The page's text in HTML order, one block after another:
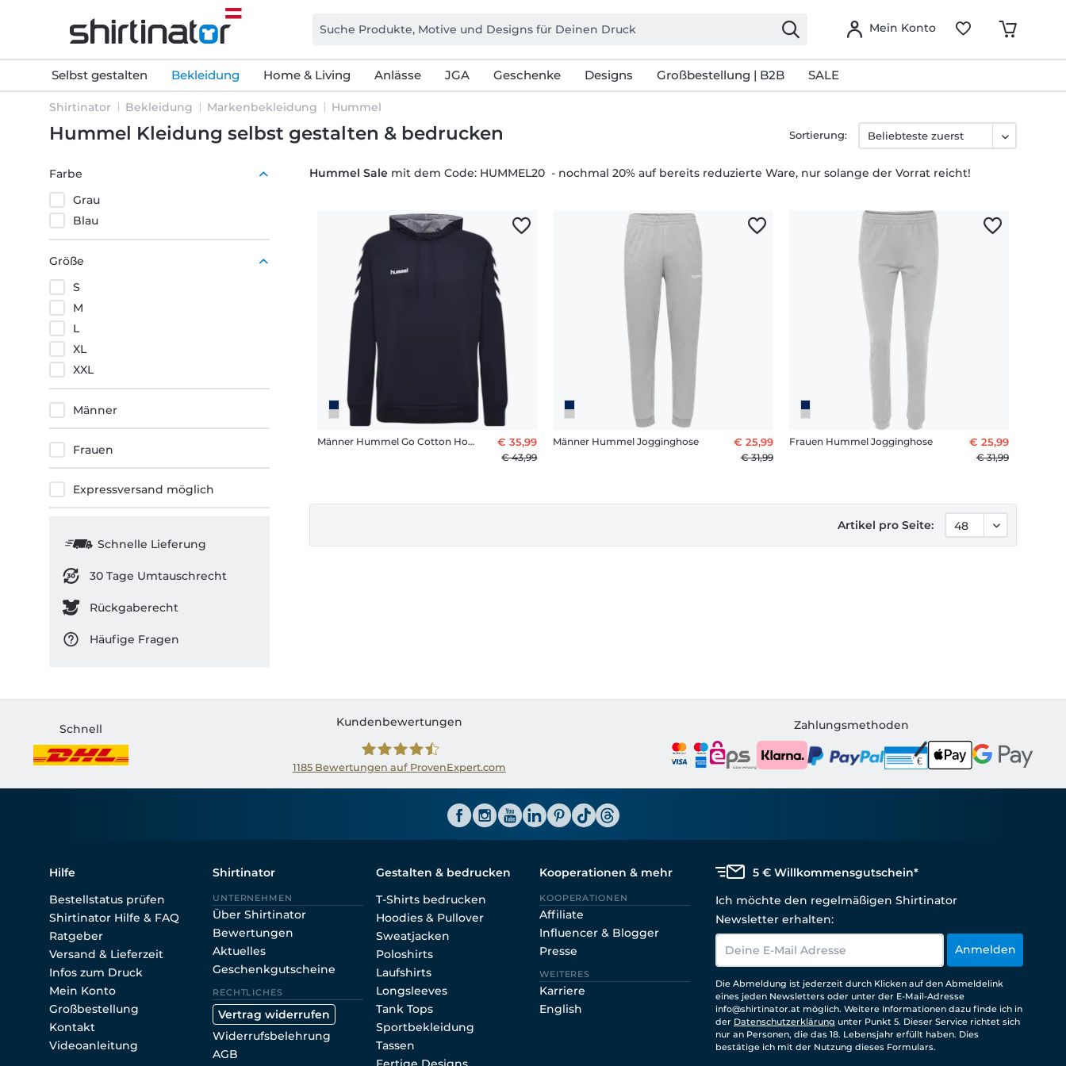
Mein Konto
Selbst gestalten Bekleidung Home & Living Anlässe JGA Geschenke Designs Großbestellung | B2B SALE
Shirtinator Bekleidung Markenbekleidung Hummel
Hummel Kleidung selbst gestalten & bedrucken
Farbe
Grau
Blau
Größe
S
M
L
XL
XXL
Männer
Frauen
Expressversand möglich
Schnelle Lieferung
30 Tage Umtauschrecht
Rückgaberecht
Häufige Fragen
Hummel Sale mit dem Code: HUMMEL20 - nochmal 20% auf bereits reduzierte Ware, nur solange der Vorrat reicht!
Sortierung:
Männer Hummel Go Cotton Hoodie € 35,99
€ 43,99
Männer Hummel Jogginghose € 25,99
€ 31,99
Frauen Hummel Jogginghose € 25,99
€ 31,99
Artikel pro Seite:
Schnell
Kundenbewertungen
1185Bewertungen auf ProvenExpert.com
Zahlungsmethoden
Hilfe
Bestellstatus prüfen
Shirtinator Hilfe & FAQ
Ratgeber
Versand & Lieferzeit
Infos zum Druck
Mein Konto
Großbestellung
Kontakt
Videoanleitung
Shirtinator
UNTERNEHMEN
Über Shirtinator
Bewertungen
Aktuelles
Geschenkgutscheine
RECHTLICHES
Vertrag widerrufen
Widerrufsbelehrung
AGB
Gestalten & bedrucken
T-Shirts bedrucken
Hoodies & Pullover
Sweatjacken
Poloshirts
Laufshirts
Longsleeves
Tank Tops
Sportbekleidung
Tassen
Kooperationen & mehr
KOOPERATIONEN
Affiliate
Influencer & Blogger
Presse
WEITERES
Karriere
English
5 € Willkommensgutschein*
Ich möchte den regelmäßigen Shirtinator
Newsletter erhalten:
Anmelden
Die Abmeldung ist jederzeit durch Klicken auf den Abmeldelink
eines jeden Newsletters oder unter der E-Mail-Adresse
info@shirtinator.at möglich. Weitere Informationen dazu finde ich in
der Datenschutzerklärung unter Punkt 5. Dieser Service richtet sich
nur an Personen, die das 18. Lebensjahr erfüllt haben. Dies
bestätige ich mit der Nutzung dieses Formulars.